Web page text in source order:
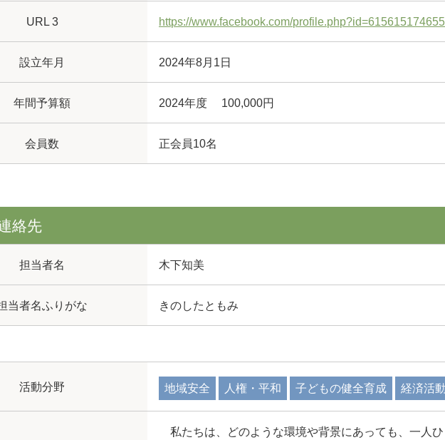
URL 3 https://www.facebook.com/
設立年月 2024年8月1日
年間予算額 2024年度 100,000円
会員数 正会員10名
絡先
担当者名 木下知美
当者名ふりがな きのしたともみ
活動分野 地域安全 人権・平和 子どもの健全育成 経済活
私たちは、どのような環境や背景にあっても、一人